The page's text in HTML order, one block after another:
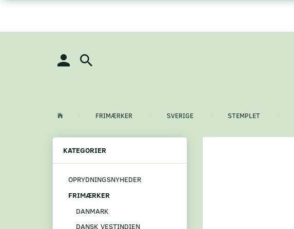
FRIMÆRKER SVERIGE STEMPLET
KATEGORIER
OPRYDNINGSNYHEDER
FRIMÆRKER
DANMARK
DANSK VESTINDIEN